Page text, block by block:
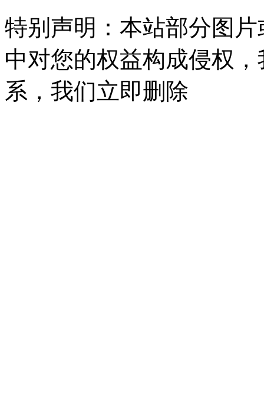
特别声明：本站部分图
中对您的权益构成侵权
系，我们立即删除